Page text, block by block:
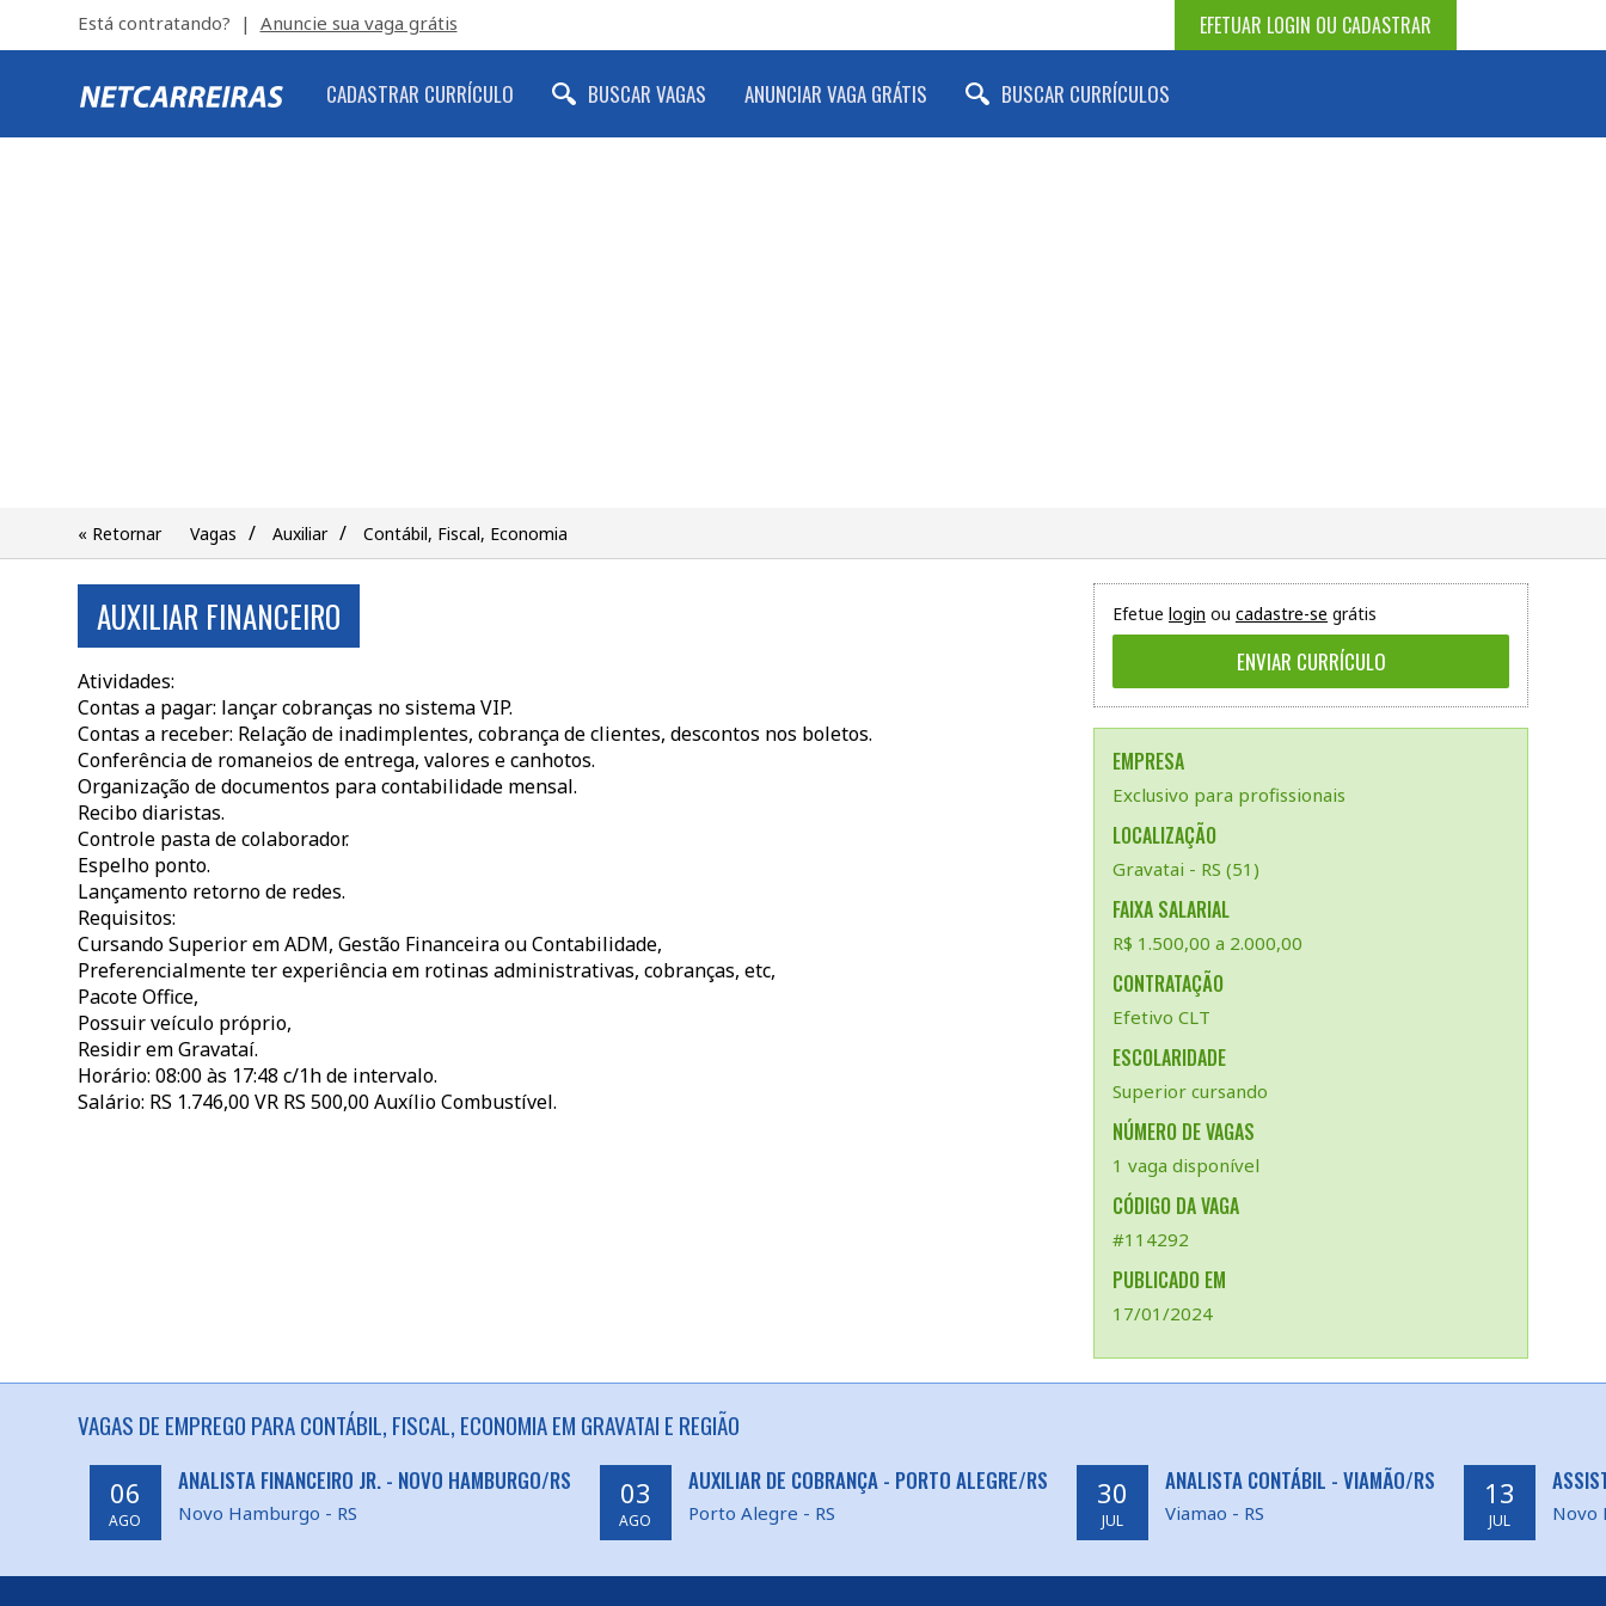
EFETUAR LOGIN OU CADASTRAR
Está contratando? | Anuncie sua vaga grátis
CADASTRAR CURRÍCULO BUSCAR VAGAS ANUNCIAR VAGA GRÁTIS BUSCAR CURRÍCULOS
« Retornar Vagas / Auxiliar / Contábil, Fiscal, Economia
Efetue login ou cadastre-se grátis
EMPRESA
Exclusivo para profissionais
LOCALIZAÇÃO
Gravatai - RS (51)
FAIXA SALARIAL
R$ 1.500,00 a 2.000,00
CONTRATAÇÃO
Efetivo CLT
ESCOLARIDADE
Superior cursando
NÚMERO DE VAGAS
1 vaga disponível
CÓDIGO DA VAGA
#114292
PUBLICADO EM
17/01/2024
AUXILIAR FINANCEIRO
Atividades:
Contas a pagar: lançar cobranças no sistema VIP.
Contas a receber: Relação de inadimplentes, cobrança de clientes, descontos nos boletos.
Conferência de romaneios de entrega, valores e canhotos.
Organização de documentos para contabilidade mensal.
Recibo diaristas.
Controle pasta de colaborador.
Espelho ponto.
Lançamento retorno de redes.
Requisitos:
Cursando Superior em ADM, Gestão Financeira ou Contabilidade,
Preferencialmente ter experiência em rotinas administrativas, cobranças, etc,
Pacote Office,
Possuir veículo próprio,
Residir em Gravataí.
Horário: 08:00 às 17:48 c/1h de intervalo.
Salário: RS 1.746,00 VR RS 500,00 Auxílio Combustível.
VAGAS DE EMPREGO PARA CONTÁBIL, FISCAL, ECONOMIA EM GRAVATAI E REGIÃO
06
AGO
ANALISTA FINANCEIRO JR. - NOVO HAMBURGO/RS
Novo Hamburgo - RS
03
AGO
AUXILIAR DE COBRANÇA - PORTO ALEGRE/RS
Porto Alegre - RS
30
JUL
ANALISTA CONTÁBIL - VIAMÃO/RS
Viamao - RS
13
JUL Novo